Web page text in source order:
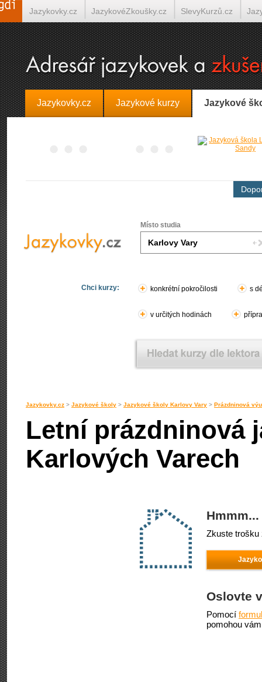
Jazykovky.cz Jazykové kurzy Jazykové
Místo studia
Chci kurzy: konkrétní pokročilosti s
v určitých hodinách
Jazykovky.cz > Jazykové školy > Jazykové školy Karlovy Vary > Prázdninová
Letní prázdninová
Karlových Varech
Zkuste trošku
Oslovte
Pomocí
pomohou
Jazykovky.cz JazykovéZkoušky.cz SlevyKurzů.cz
Španělština on-line Italština on-line Tlumočení-